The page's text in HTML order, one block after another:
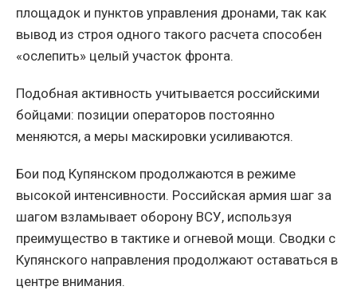
площадок и пунктов управления дронами, так как
вывод из строя одного такого расчета способен
«ослепить» целый участок фронта.
Подобная активность учитывается российскими
бойцами: позиции операторов постоянно
меняются, а меры маскировки усиливаются.
Бои под Купянском продолжаются в режиме
высокой интенсивности. Российская армия шаг за
шагом взламывает оборону ВСУ, используя
преимущество в тактике и огневой мощи. Сводки с
Купянского направления продолжают оставаться в
центре внимания.